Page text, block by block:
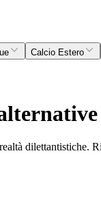
Calcio Estero
dilettantistiche.